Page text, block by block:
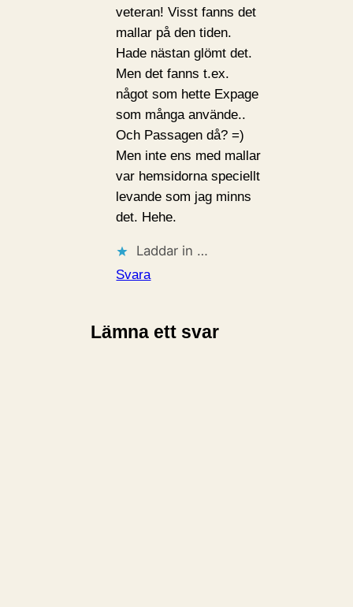
veteran! Visst fanns det
mallar på den tiden.
Hade nästan glömt det.
Men det fanns t.ex.
något som hette Expage
som många använde..
Och Passagen då? =)
Men inte ens med mallar
var hemsidorna speciellt
levande som jag minns
det. Hehe.
Laddar in …
Svara
Lämna ett svar